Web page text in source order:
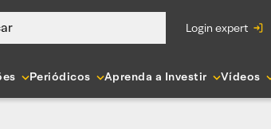
login expert
Periódicos Aprenda a Investir Vídeos